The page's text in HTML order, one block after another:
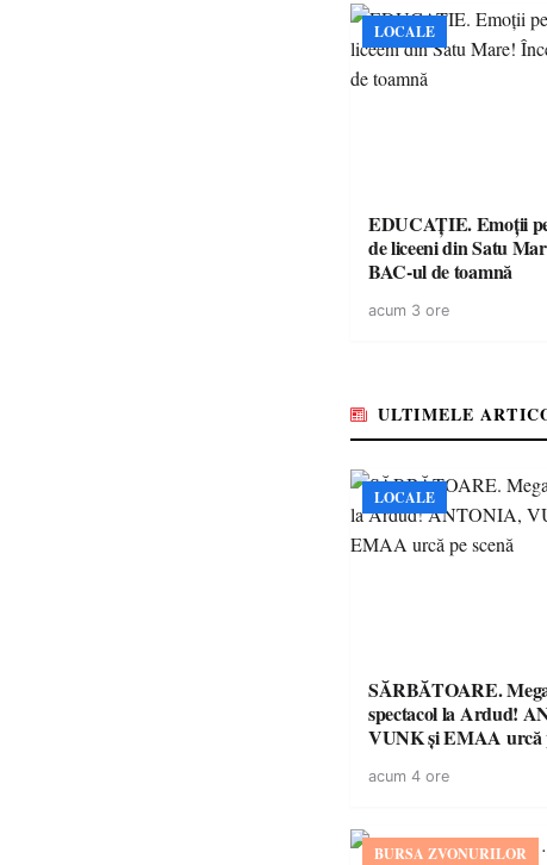
LOCALE
EDUCAȚIE. Emoții
de liceeni din Satu
BAC-ul de toamnă
acum 3 ore
ULTIMELE
LOCALE
SĂRBĂTOARE.
spectacol la Ardud!
VUNK și EMAA urcă
acum 4 ore
BURSA ZVONURILOR